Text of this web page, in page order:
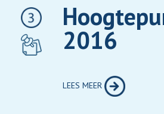
2016
LEES MEER